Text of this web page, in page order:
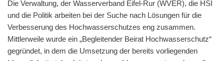
Die Verwaltung, der Wasserverband Eifel-Rur (WVER), die HSI
und die Politik arbeiten bei der Suche nach Lösungen für die
Verbesserung des Hochwasserschutzes eng zusammen.
Mittlerweile wurde ein „Begleitender Beirat Hochwasserschutz“
gegründet, in dem die Umsetzung der bereits vorliegenden